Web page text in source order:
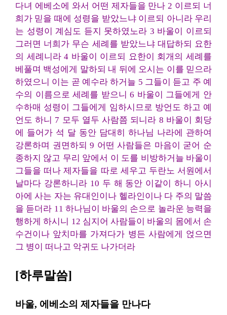
다녀 에베소에 와서 어떤 제자들을 만나 2 이르되 너
희가 믿을 때에 성령을 받았느냐 이르되 아니라 우리
는 성령이 계심도 듣지 못하였노라 3 바울이 이르되
그러면 너희가 무슨 세례를 받았느냐 대답하되 요한
의 세례니라 4 바울이 이르되 요한이 회개의 세례를
베풀며 백성에게 말하되 내 뒤에 오시는 이를 믿으라
하였으니 이는 곧 예수라 하거늘 5 그들이 듣고 주 예
수의 이름으로 세례를 받으니 6 바울이 그들에게 안
수하매 성령이 그들에게 임하시므로 방언도 하고 예
언도 하니 7 모두 열두 사람쯤 되니라 8 바울이 회당
에 들어가 석 달 동안 담대히 하나님 나라에 관하여
강론하며 권면하되 9 어떤 사람들은 마음이 굳어 순
종하지 않고 무리 앞에서 이 도를 비방하거늘 바울이
그들을 떠나 제자들을 따로 세우고 두란노 서원에서
날마다 강론하니라 10 두 해 동안 이같이 하니 아시
아에 사는 자는 유대인이나 헬라인이나 다 주의 말씀
을 듣더라 11 하나님이 바울의 손으로 놀라운 능력을
행하게 하시니 12 심지어 사람들이 바울의 몸에서 손
수건이나 앞치마를 가져다가 병든 사람에게 얹으면
그 병이 떠나고 악귀도 나가더라
[하루말씀]
바울, 에베소의 제자들을 만나다